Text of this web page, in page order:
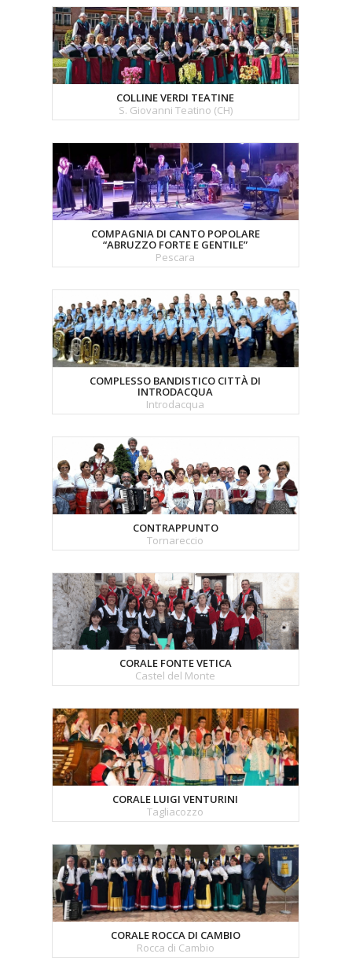
COLLINE VERDI TEATINE
S. Giovanni Teatino (CH)
COMPAGNIA DI CANTO POPOLARE
“ABRUZZO FORTE E GENTILE”
Pescara
COMPLESSO BANDISTICO CITTÀ DI
INTRODACQUA
Introdacqua
CONTRAPPUNTO
Tornareccio
CORALE FONTE VETICA
Castel del Monte
CORALE LUIGI VENTURINI
Tagliacozzo
CORALE ROCCA DI CAMBIO
Rocca di Cambio